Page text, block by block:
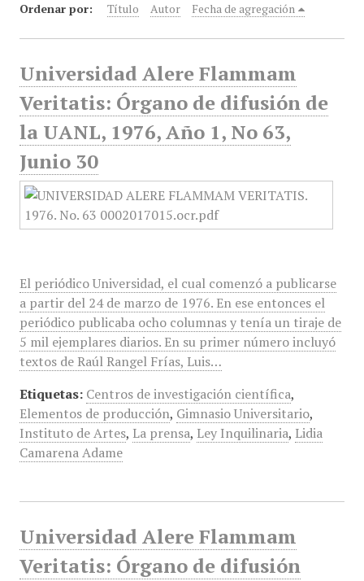
Ordenar por: Título Autor Fecha de agregación
Universidad Alere Flammam
Veritatis: Órgano de difusión de
la UANL, 1976, Año 1, No 63,
Junio 30
El periódico Universidad, el cual comenzó a publicarse
a partir del 24 de marzo de 1976. En ese entonces el
periódico publicaba ocho columnas y tenía un tiraje de
5 mil ejemplares diarios. En su primer número incluyó
textos de Raúl Rangel Frías, Luis…
Etiquetas: Centros de investigación científica,
Elementos de producción, Gimnasio Universitario,
Instituto de Artes, La prensa, Ley Inquilinaria, Lidia
Camarena Adame
Universidad Alere Flammam
Veritatis: Órgano de difusión